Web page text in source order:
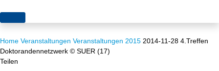
Themen
Akzeptanz
Europa
Projekte
Publikationen
Home Veranstaltungen Veranstaltungen 2015 2014-11-28 4.Treffen
Doktorandennetzwerk © SUER (17)
Teilen